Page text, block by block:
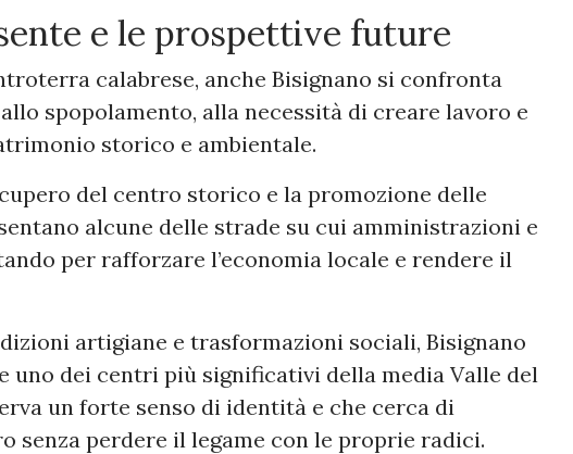
e le prospettive future
calabrese, anche Bisignano si confronta
spopolamento, alla necessità di creare lavoro e
storico e ambientale.
del centro storico e la promozione delle
alcune delle strade su cui amministrazioni e
per rafforzare l’economia locale e rendere il
artigiane e trasformazioni sociali, Bisignano
uno dei centri più significativi della media Valle del
un forte senso di identità e che cerca di
senza perdere il legame con le proprie radici.